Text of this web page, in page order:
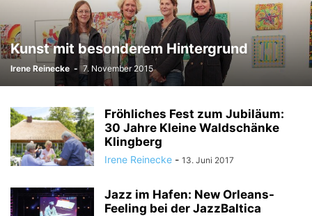
Kunst mit besonderem Hintergrund
Irene Reinecke - 7. November 2015
Fröhliches Fest zum Jubiläum:
30 Jahre Kleine Waldschänke
Klingberg
Irene Reinecke - 13. Juni 2017
Jazz im Hafen: New Orleans-
Feeling bei der JazzBaltica